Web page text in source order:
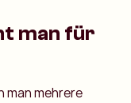
man für
man mehrere